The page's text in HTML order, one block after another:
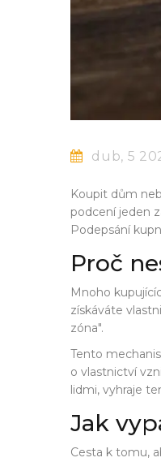
dub, 5
Koupit dům
podcení jeden
Podepsání
Proč
Mnoho
získáváte
zóna".
Tento
o vlastnictví
lidmi, vyhraje
Jak
Cesta k tomu,